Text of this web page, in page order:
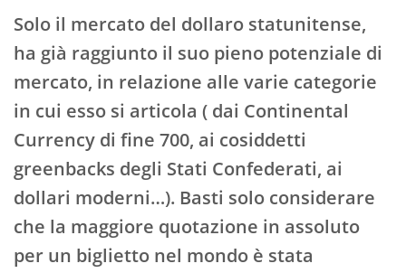
Solo il mercato del dollaro statunitense,
ha già raggiunto il suo pieno potenziale di
mercato, in relazione alle varie categorie
in cui esso si articola ( dai Continental
Currency di fine 700, ai cosiddetti
greenbacks degli Stati Confederati, ai
dollari moderni…). Basti solo considerare
che la maggiore quotazione in assoluto
per un biglietto nel mondo è stata